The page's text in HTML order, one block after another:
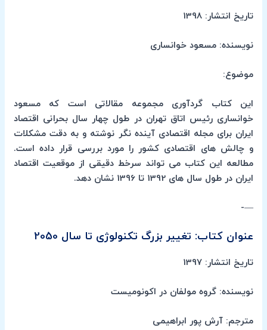
تاریخ انتشار: 1398
نویسنده: مسعود خوانساری
موضوع:
این کتاب گردآوری مجموعه مقالاتی است که مسعود
خوانساری رئیس اتاق تهران در طول چهار سال بحرانی اقتصاد
ایران برای مجله اقتصادی آینده نگر نوشته و به دقت مشکلات
و چالش های اقتصادی کشور را مورد بررسی قرار داده است.
مطالعه این کتاب می تواند سرخط دقیقی از موقعیت اقتصاد
ایران در طول سال های 1392 تا 1396 نشان دهد.
—-
عنوان کتاب: تغییر بزرگ تکنولوژی تا سال 2050
تاریخ انتشار: 1397
نویسنده: گروه مولفان در اکونومیست
مترجم: آرش پور ابراهیمی